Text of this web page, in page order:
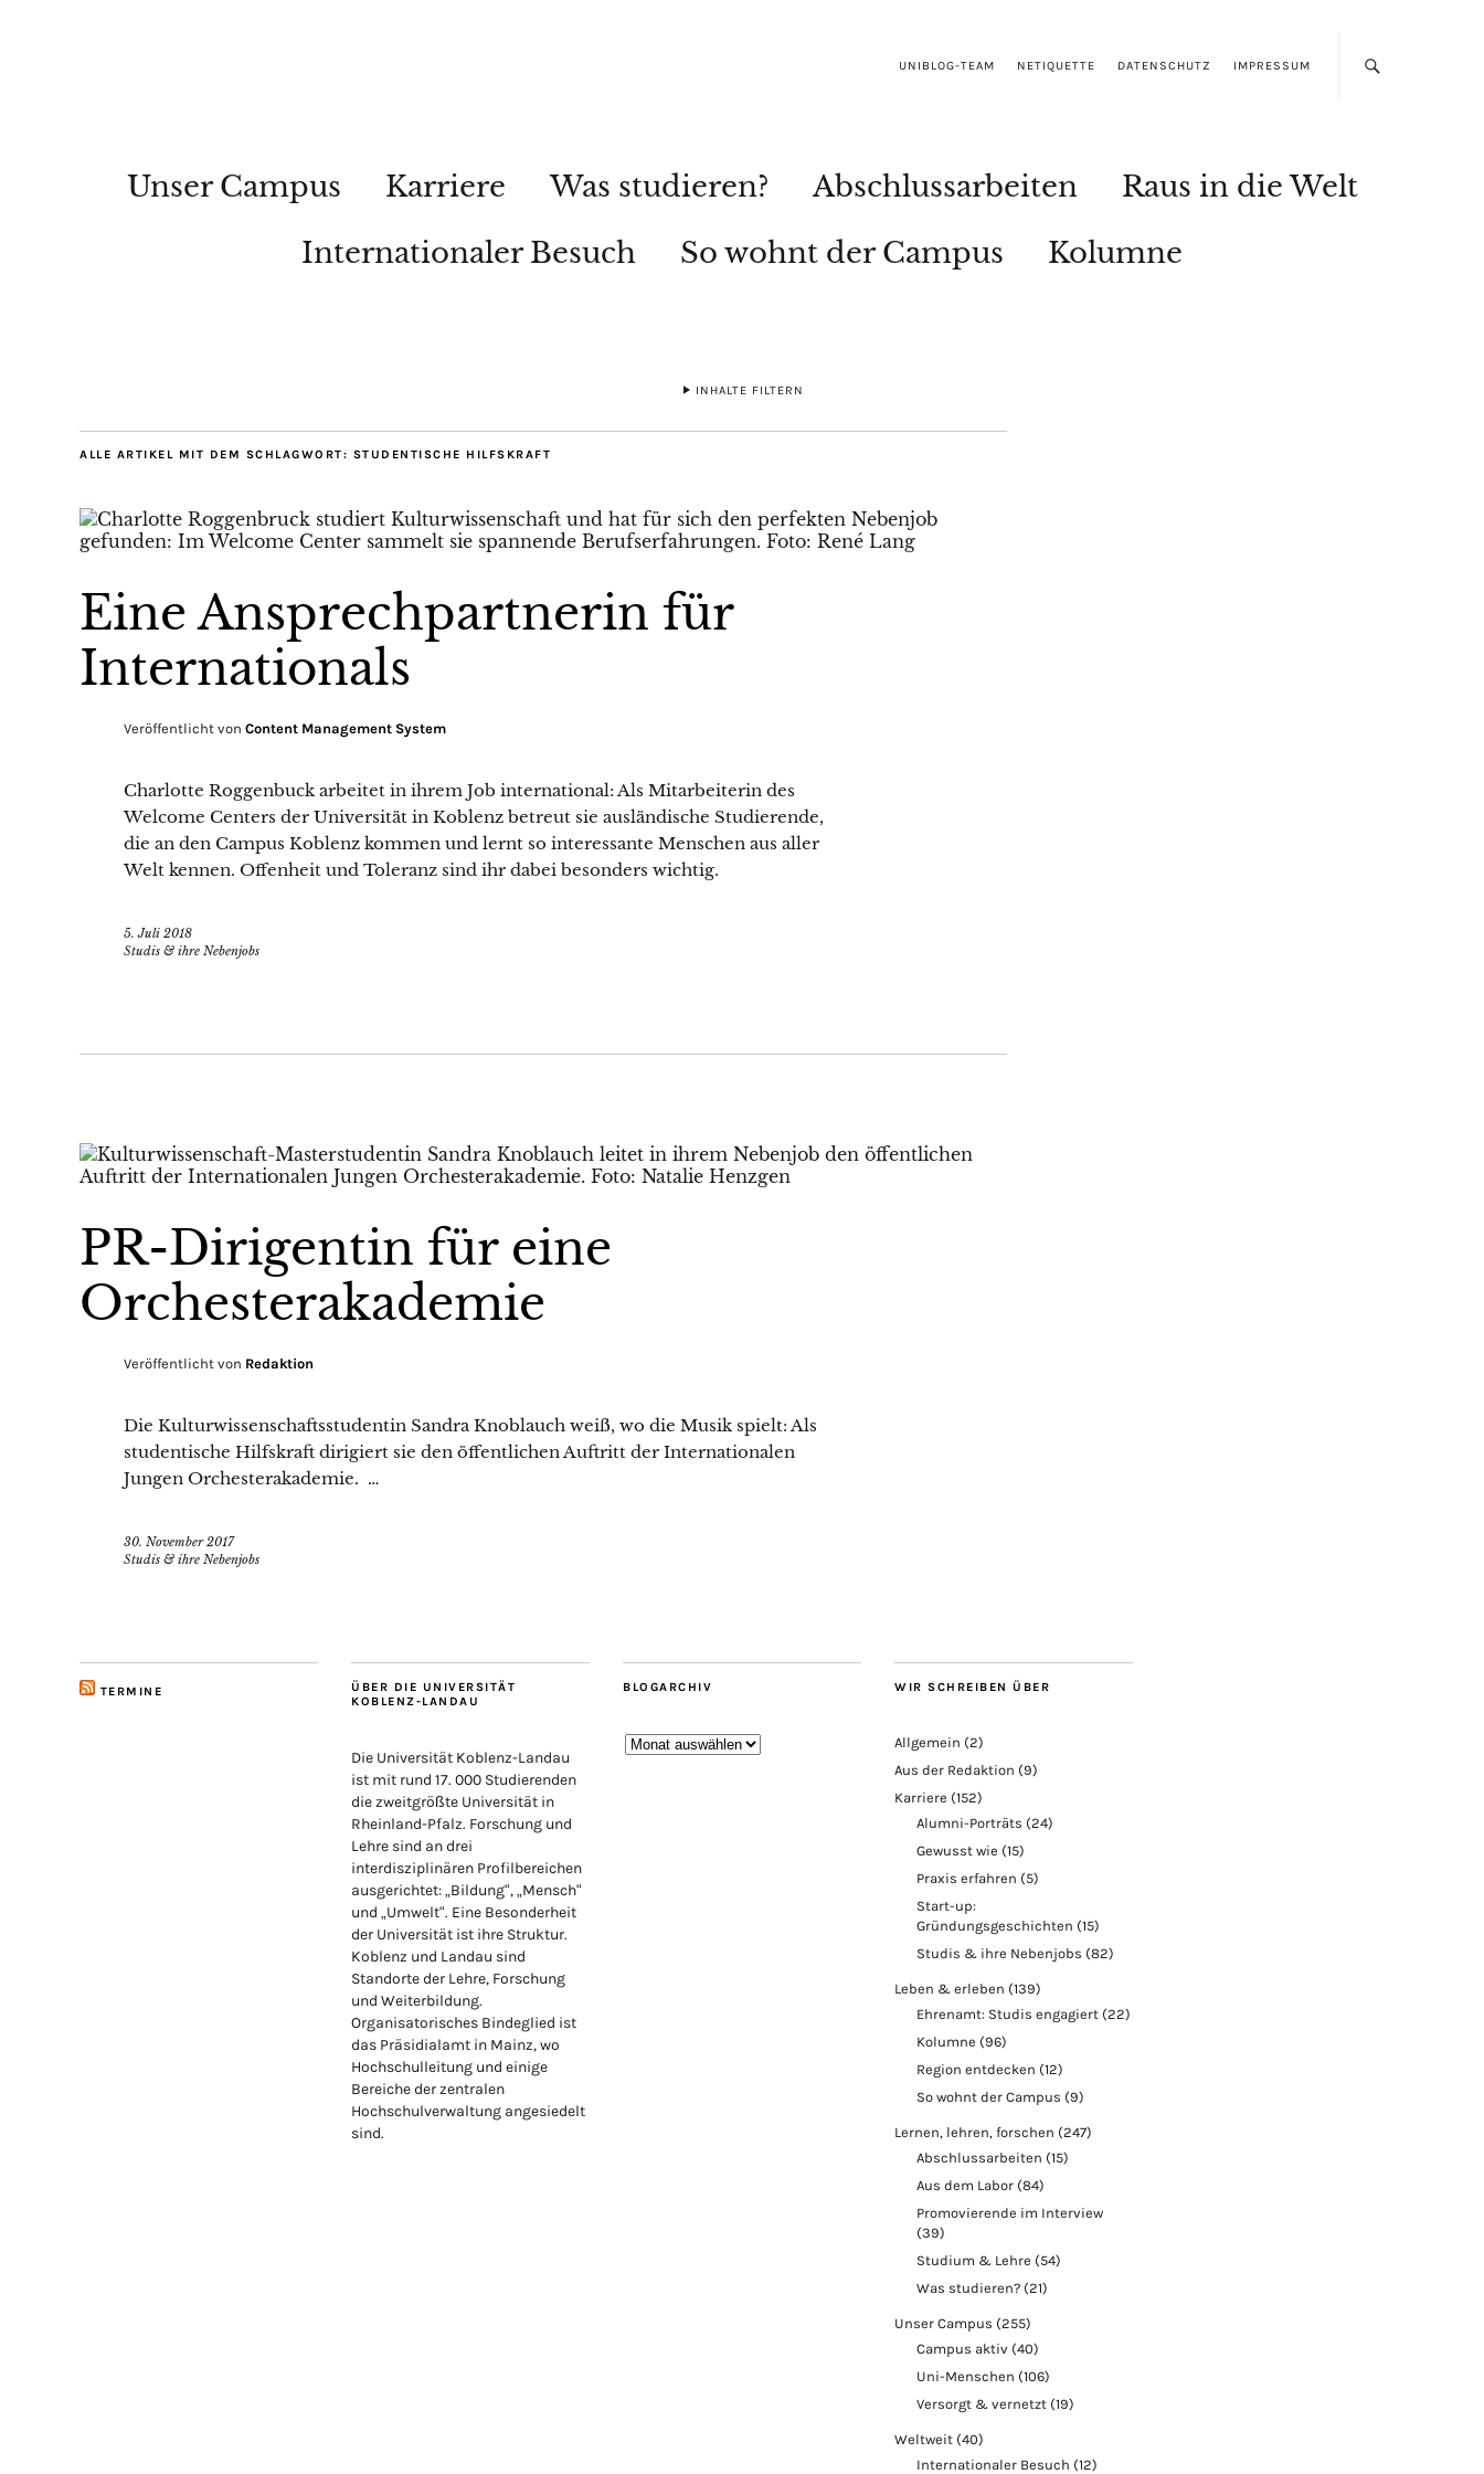
UNIBLOG-TEAM NETIQUETTE DATENSCHUTZ IMPRESSUM
Unser Campus Karriere Was studieren? Abschlussarbeiten
Raus in die Welt
Internationaler Besuch
So wohnt der Campus Kolumne
INHALTE FILTERN
ALLE ARTIKEL MIT DEM SCHLAGWORT: STUDENTISCHE HILFSKRAFT
Eine Ansprechpartnerin für
Internationals
Veröffentlicht von Content Management System
Charlotte Roggenbuck arbeitet in ihrem Job international: Als Mitarbeiterin des
Welcome Centers der Universität in Koblenz betreut sie ausländische Studierende,
die an den Campus Koblenz kommen und lernt so interessante Menschen aus aller
Welt kennen. Offenheit und Toleranz sind ihr dabei besonders wichtig.
5. Juli 2018
Studis & ihre Nebenjobs
PR-Dirigentin für eine
Orchesterakademie
Veröffentlicht von Redaktion
Die Kulturwissenschaftsstudentin Sandra Knoblauch weiß, wo die Musik spielt: Als
studentische Hilfskraft dirigiert sie den öffentlichen Auftritt der Internationalen
Jungen Orchesterakademie. …
30. November 2017
Studis & ihre Nebenjobs
TERMINE
ÜBER DIE UNIVERSITÄT
KOBLENZ-LANDAU
Die Universität Koblenz-Landau
ist mit rund 17. 000 Studierenden
die zweitgrößte Universität in
Rheinland-Pfalz. Forschung und
Lehre sind an drei
interdisziplinären Profilbereichen
ausgerichtet: „Bildung“, „Mensch“
und „Umwelt“. Eine Besonderheit
der Universität ist ihre Struktur.
Koblenz und Landau sind
Standorte der Lehre, Forschung
und Weiterbildung.
Organisatorisches Bindeglied ist
das Präsidialamt in Mainz, wo
Hochschulleitung und einige
Bereiche der zentralen
Hochschulverwaltung angesiedelt
sind.
BLOGARCHIV
Blogarchiv
WIR SCHREIBEN ÜBER
Allgemein (2)
Aus der Redaktion (9)
Karriere (152)
Alumni-Porträts (24)
Gewusst wie (15)
Praxis erfahren (5)
Start-up:
Gründungsgeschichten (15)
Studis & ihre Nebenjobs (82)
Leben & erleben (139)
Ehrenamt: Studis engagiert (22)
Kolumne (96)
Region entdecken (12)
So wohnt der Campus (9)
Lernen, lehren, forschen (247)
Abschlussarbeiten (15)
Aus dem Labor (84)
Promovierende im Interview
(39)
Studium & Lehre (54)
Was studieren? (21)
Unser Campus (255)
Campus aktiv (40)
Uni-Menschen (106)
Versorgt & vernetzt (19)
Weltweit (40)
Internationaler Besuch (12)